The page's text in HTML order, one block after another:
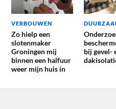
VERBOUWEN
Zo hielp een
slotenmaker
Groningen mij
binnen een halfuur
weer mijn huis in
bij gevel-